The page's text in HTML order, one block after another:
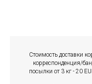
Стоимость доставки
корреспонденция/
посылки от 3 кг - 20